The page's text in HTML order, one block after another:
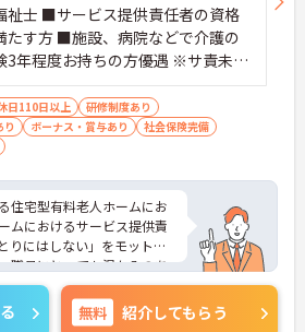
士 ■サービス提供責任者の資格
たす方 ■施設、病院などで介護の
3年程度お持ちの方優遇 ※サ責未経
トの実績多数
日110日以上
研修制度あり
ボーナス・賞与あり
社会保険完備
住宅型有料老人ホームにお
ムにおけるサービス提供責
りにはしない」をモットー
職員にとっても温かみのあ
ます。
り添ってサービスを提供し
ています。サービス提供責
無料 紹介してもらう